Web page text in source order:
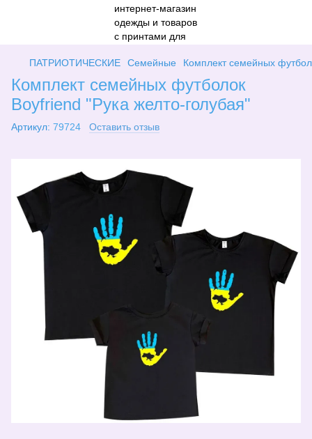
ПАТРИОТИЧЕСКИЕ Семейные Комплект семейных
Комплект семейных футболок
Boyfriend "Рука желто-голубая"
Артикул: 79724 Оставить отзыв